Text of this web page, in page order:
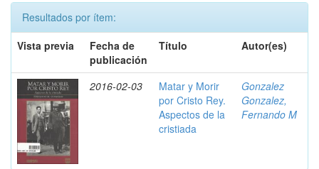
Resultados por ítem:
Vista previa
Fecha de
publicación
Título Autor(es)
2016-02-03
Matar y Morir
por Cristo Rey.
Aspectos de la
cristiada
Gonzalez
Gonzalez,
Fernando M